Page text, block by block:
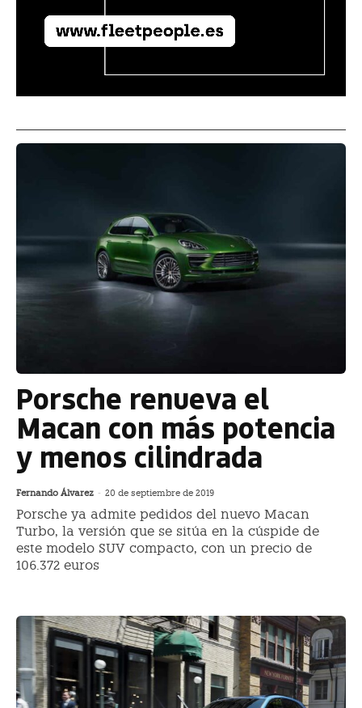
Porsche renueva el
Macan con más potencia
y menos cilindrada
Fernando Álvarez - 20 de septiembre de 2019
Porsche ya admite pedidos del nuevo Macan
Turbo, la versión que se sitúa en la cúspide de
este modelo SUV compacto, con un precio de
106.372 euros